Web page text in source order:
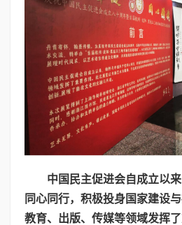
中国民主促进会自成立以
同心同行，积极投身国家建设
教育、出版、传媒等领域发挥